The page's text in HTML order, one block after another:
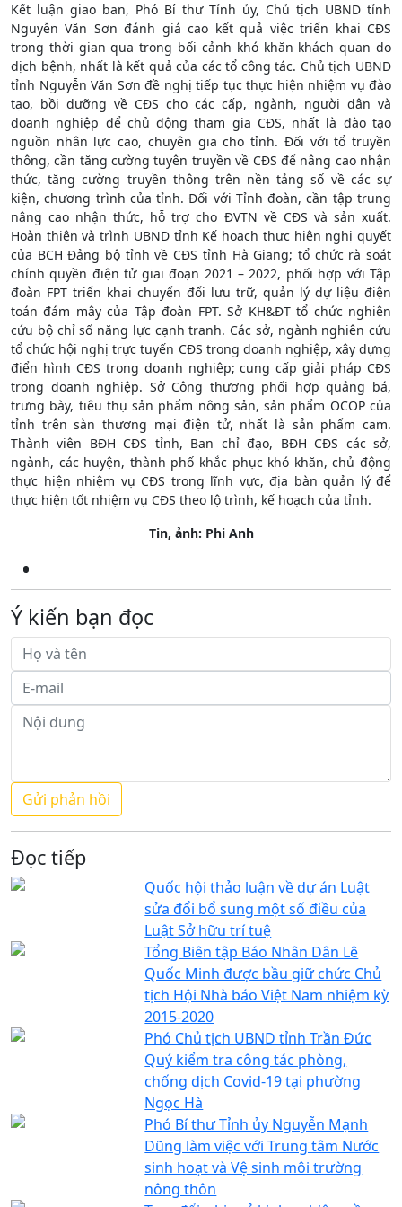
Kết luận giao ban, Phó Bí thư Tỉnh ủy, Chủ tịch UBND tỉnh
Nguyễn Văn Sơn đánh giá cao kết quả việc triển khai CĐS
trong thời gian qua trong bối cảnh khó khăn khách quan do
dịch bệnh, nhất là kết quả của các tổ công tác. Chủ tịch UBND
tỉnh Nguyễn Văn Sơn đề nghị tiếp tục thực hiện nhiệm vụ đào
tạo, bồi dưỡng về CĐS cho các cấp, ngành, người dân và
doanh nghiệp để chủ động tham gia CĐS, nhất là đào tạo
nguồn nhân lực cao, chuyên gia cho tỉnh. Đối với tổ truyền
thông, cần tăng cường tuyên truyền về CĐS để nâng cao nhận
thức, tăng cường truyền thông trên nền tảng số về các sự
kiện, chương trình của tỉnh. Đối với Tỉnh đoàn, cần tập trung
nâng cao nhận thức, hỗ trợ cho ĐVTN về CĐS và sản xuất.
Hoàn thiện và trình UBND tỉnh Kế hoạch thực hiện nghị quyết
của BCH Đảng bộ tỉnh về CĐS tỉnh Hà Giang; tổ chức rà soát
chính quyền điện tử giai đoạn 2021 – 2022, phối hợp với Tập
đoàn FPT triển khai chuyển đổi lưu trữ, quản lý dự liệu điện
toán đám mây của Tập đoàn FPT. Sở KH&ĐT tổ chức nghiên
cứu bộ chỉ số năng lực cạnh tranh. Các sở, ngành nghiên cứu
tổ chức hội nghị trực tuyến CĐS trong doanh nghiệp, xây dựng
điển hình CĐS trong doanh nghiệp; cung cấp giải pháp CĐS
trong doanh nghiệp. Sở Công thương phối hợp quảng bá,
trưng bày, tiêu thụ sản phẩm nông sản, sản phẩm OCOP của
tỉnh trên sàn thương mại điện tử, nhất là sản phẩm cam.
Thành viên BĐH CĐS tỉnh, Ban chỉ đạo, BĐH CĐS các sở,
ngành, các huyện, thành phố khắc phục khó khăn, chủ động
thực hiện nhiệm vụ CĐS trong lĩnh vực, địa bàn quản lý để
thực hiện tốt nhiệm vụ CĐS theo lộ trình, kế hoạch của tỉnh.
Tin, ảnh: Phi Anh
Ý kiến bạn đọc
Đọc tiếp
Quốc hội thảo luận về dự án Luật
sửa đổi bổ sung một số điều của
Luật Sở hữu trí tuệ
Tổng Biên tập Báo Nhân Dân Lê
Quốc Minh được bầu giữ chức Chủ
tịch Hội Nhà báo Việt Nam nhiệm kỳ
2015-2020
Phó Chủ tịch UBND tỉnh Trần Đức
Quý kiểm tra công tác phòng,
chống dịch Covid-19 tại phường
Ngọc Hà
Phó Bí thư Tỉnh ủy Nguyễn Mạnh
Dũng làm việc với Trung tâm Nước
sinh hoạt và Vệ sinh môi trường
nông thôn